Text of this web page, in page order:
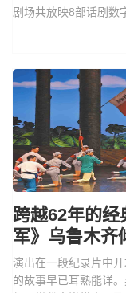
剧场共放映8部话剧数
跨越62年的
军》乌鲁木齐
演出在一段纪录片中
的故事早已耳熟能详